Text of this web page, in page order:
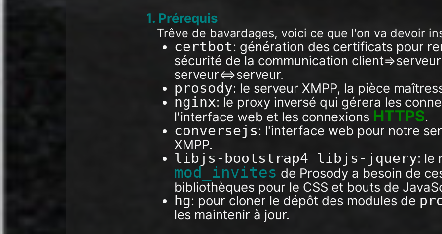
1. Prérequis
Trêve de bavardages, voici ce que l'on va devoir
certbot: génération des certificats pour
sécurité de la communication
serveur<=>serveur.
prosody: le serveur XMPP, la pièce
nginx: le proxy inversé qui gérera les
l'interface web et les connexions HTTPS.
conversejs: l'interface web pour notre
XMPP.
libjs-bootstrap4 libjs-jquery: le
mod_invites de Prosody a besoin de
bibliothèques pour le CSS et bouts de
hg: pour cloner le dépôt des modules de
les maintenir à jour.